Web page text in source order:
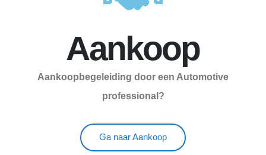
Aankoop
Aankoopbegeleiding door een Automotive
professional?
Ga naar Aankoop